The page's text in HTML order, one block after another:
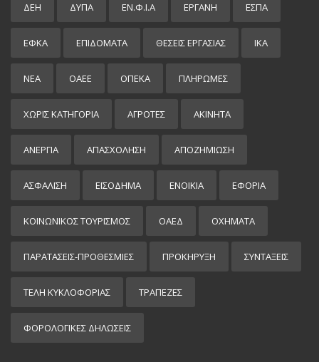
ΔΕΗ ΔΥΠΑ ΕΝ.Φ.Ι.Α ΕΡΓΑΝΗ ΕΣΠΑ
ΕΦΚΑ ΕΠΙΔΌΜΑΤΑ ΘΕΣΕΙΣ ΕΡΓΑΣΙΑΣ ΙΚΑ
ΝΕΑ ΟΑΕΕ ΟΠΕΚΑ ΠΛΗΡΩΜΕΣ
ΧΩΡΊΣ ΚΑΤΗΓΟΡΊΑ ΑΓΡΟΤΕΣ ΑΚΙΝΗΤΑ
ΑΝΕΡΓΙΑ ΑΠΑΣΧΟΛΗΣΗ ΑΠΟΖΗΜΙΩΣΗ
ΑΣΦΑΛΙΣΗ ΕΙΣΌΔΗΜΑ ΕΝΟΙΚΙΑ ΕΦΟΡΙΑ
ΚΟΙΝΩΝΙΚΟΣ ΤΟΥΡΙΣΜΟΣ ΟΑΕΔ ΟΧΗΜΑΤΑ
ΠΑΡΑΤΑΣΕΙΣ-ΠΡΟΘΕΣΜΙΕΣ ΠΡΟΚΉΡΥΞΗ ΣΥΝΤΑΞΕΙΣ
ΤΕΛΗ ΚΥΚΛΟΦΟΡΙΑΣ ΤΡΑΠΕΖΕΣ
ΦΟΡΟΛΟΓΙΚΕΣ ΔΗΛΩΣΕΙΣ